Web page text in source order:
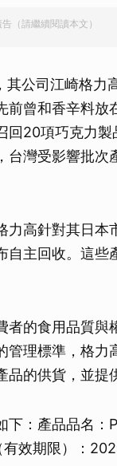
告（請繼續閱讀本文）
公司江崎格力
前曾和香辛料放
20項巧克力
台灣受影響批次
力高針對其日本
自主回收。這些
的食用品質與
理標準，格力
的供貨，並提
：產品品名：
效期限）：